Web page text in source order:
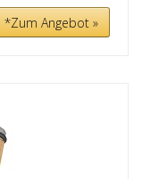
*Zum Angebot »